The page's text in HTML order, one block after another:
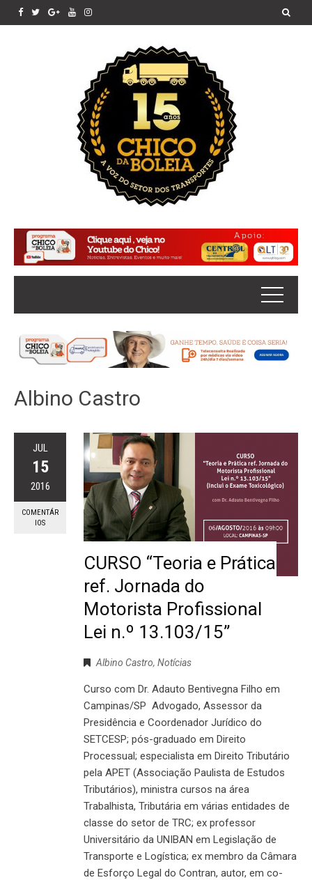
Albino Castro
JUL
15
2016
COMENTÁR
IOS
CURSO “Teoria e Prática
ref. Jornada do
Motorista Profissional
Lei n.º 13.103/15”
Albino Castro, Notícias
Curso com Dr. Adauto Bentivegna Filho em
Campinas/SP Advogado, Assessor da
Presidência e Coordenador Jurídico do
SETCESP; pós-graduado em Direito
Processual; especialista em Direito Tributário
pela APET (Associação Paulista de Estudos
Tributários), ministra cursos na área
Trabalhista, Tributária em várias entidades de
classe do setor de TRC; ex professor
Universitário da UNIBAN em Legislação de
Transporte e Logística; ex membro da Câmara
de Esforço Legal do Contran, autor, em co-